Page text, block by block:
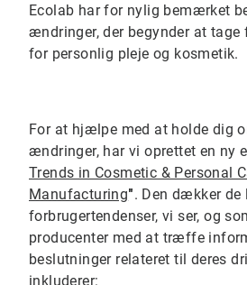
Ecolab har for nylig bemærket
ændringer, der begynder at tage
for personlig pleje og kosmetik.
For at hjælpe med at holde dig
ændringer, har vi oprettet en ny
Trends in Cosmetic & Personal
Manufacturing". Den dækker de
forbrugertendenser, vi ser, og
producenter med at træffe
beslutninger relateret til deres
inkluderer: